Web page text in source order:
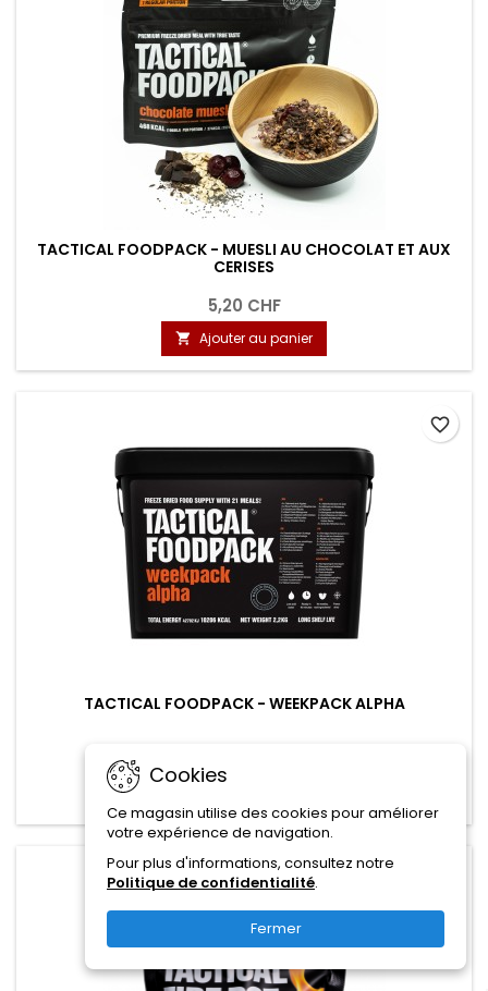
TACTICAL FOODPACK - MUESLI AU CHOCOLAT ET AUX
CERISES
5,20 CHF
 Ajouter au panier
TACTICAL FOODPACK - WEEKPACK ALPHA
favorite_border
Cookies
Ce magasin utilise des cookies pour améliorer
votre expérience de navigation.
Pour plus d'informations, consultez notre
Politique de confidentialité.
Fermer